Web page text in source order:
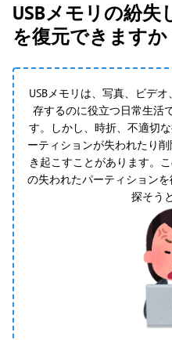
USBメモリの紛
を復元できますか
USBメモリは、写真、ビデ
存するのに役立つ日常生活
す。しかし、時折、不適切
ーティションが失われたり
き起こすことがあります。
の失われたパーティション
探そう